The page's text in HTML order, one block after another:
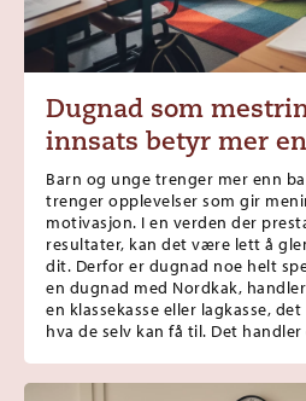
Dugnad som
innsats betyr mer
Barn og unge trenger mer enn
trenger opplevelser som gir
motivasjon. I en verden der
resultater, kan det være lett å
dit. Derfor er dugnad noe helt
en dugnad med Nordkak,
en klassekasse eller lagkasse,
hva de selv kan få til. Det